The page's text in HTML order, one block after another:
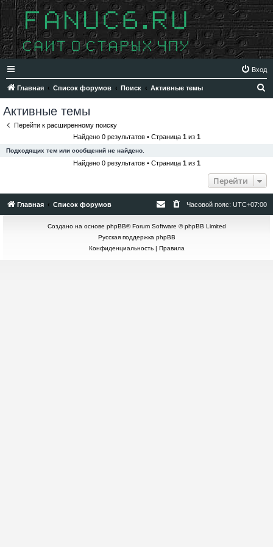
Вход
Главная Список форумов Поиск Активные темы
Активные темы
Перейти к расширенному поиску
Найдено 0 результатов • Страница 1из 1
Подходящих тем или сообщений не найдено.
Найдено 0 результатов • Страница 1из 1
Перейти
Главная Список форумов Часовой пояс: UTC+07:00
Создано на основе phpBB® Forum Software © phpBB Limited
Русская поддержка phpBB
Конфиденциальность| Правила